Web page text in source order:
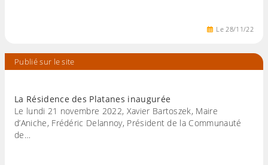
Le28/11/22
Publié sur le site
La Résidence des Platanes inaugurée
Le lundi 21 novembre 2022, Xavier Bartoszek, Maire
d’Aniche, Frédéric Delannoy, Président de la Communauté
de…